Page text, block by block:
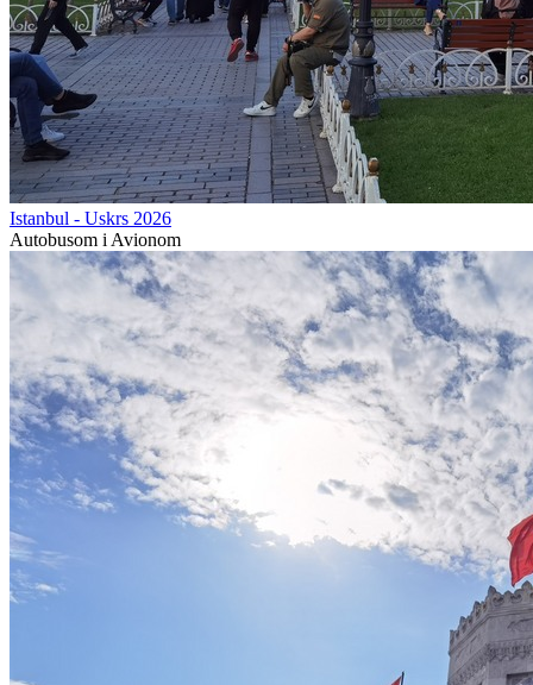
Istanbul - Uskrs 2026
Autobusom i Avionom